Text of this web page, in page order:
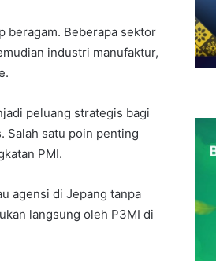
beragam. Beberapa sektor
industri manufaktur,
peluang strategis bagi
Salah satu poin penting
PMI.
agensi di Jepang tanpa
langsung oleh P3MI di